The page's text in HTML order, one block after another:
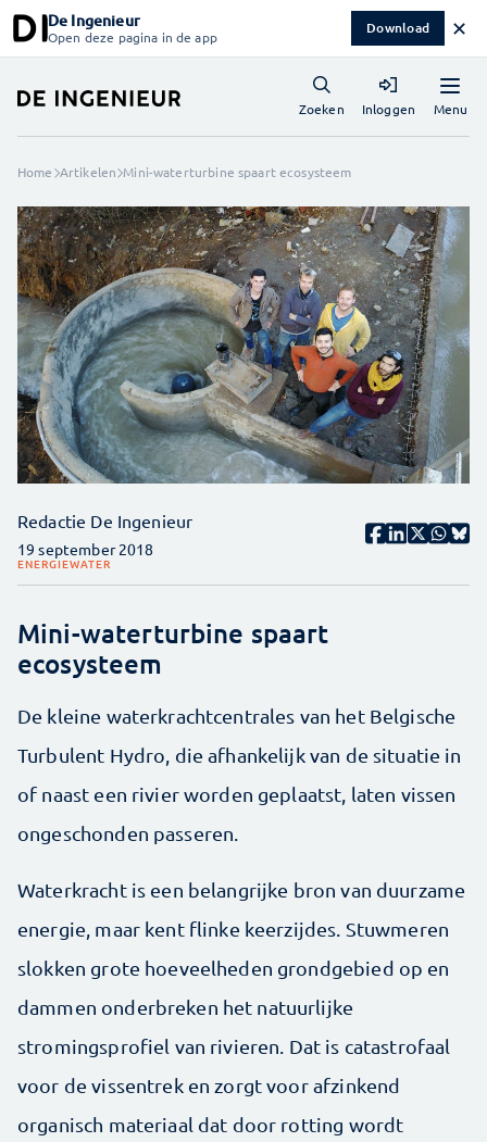
De Ingenieur
Open deze pagina in de app Download ✕
Menu
Zoeken Inloggen
Home Artikelen Mini-waterturbine spaart ecosysteem
Redactie De Ingenieur
19 september 2018
ENERGIEWATER
Mini-waterturbine spaart
ecosysteem
De kleine waterkrachtcentrales van het Belgische
Turbulent Hydro, die afhankelijk van de situatie in
of naast een rivier worden geplaatst, laten vissen
ongeschonden passeren.
Waterkracht is een belangrijke bron van duurzame
energie, maar kent flinke keerzijdes. Stuwmeren
slokken grote hoeveelheden grondgebied op en
dammen onderbreken het natuurlijke
stromingsprofiel van rivieren. Dat is ­catastrofaal
voor de vissentrek en zorgt voor afzinkend
organisch materiaal dat door rotting wordt